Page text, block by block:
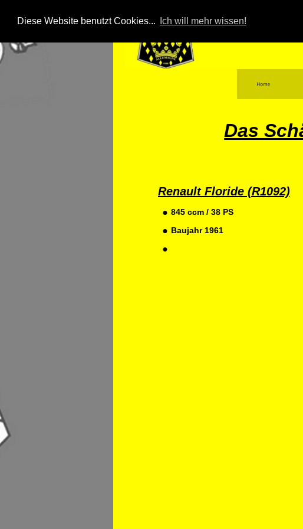
Diese Website benutzt Cookies... Ich will mehr wissen!
Das
Renault Floride (R1092)
• 845 ccm / 38 PS
• Baujahr 1961
•